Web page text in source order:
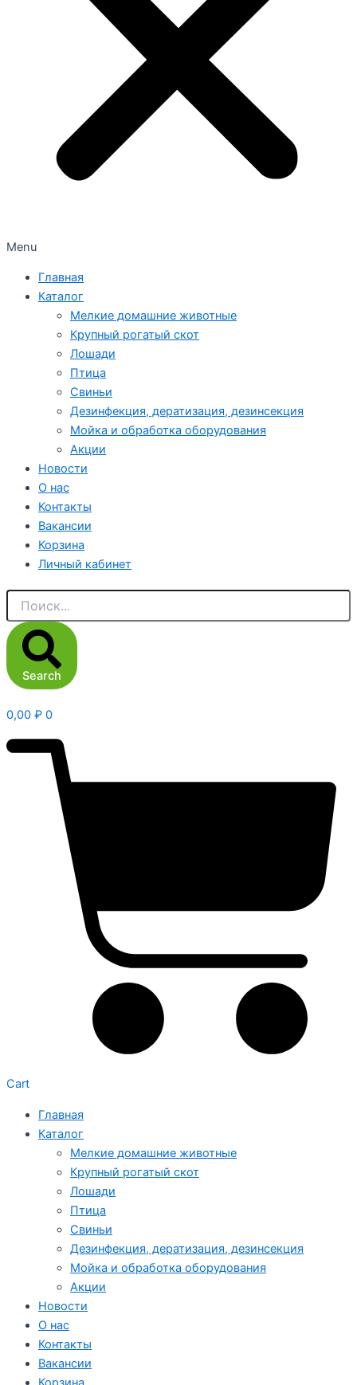
Menu
Главная
Каталог
Мелкие домашние животные
Крупный рогатый скот
Лошади
Птица
Свиньи
Дезинфекция, дератизация, дезинсекция
Мойка и обработка оборудования
Акции
Новости
О нас
Контакты
Вакансии
Корзина
Личный кабинет
Search
0,00 ₽ 0
Cart
Главная
Каталог
Мелкие домашние животные
Крупный рогатый скот
Лошади
Птица
Свиньи
Дезинфекция, дератизация, дезинсекция
Мойка и обработка оборудования
Акции
Новости
О нас
Контакты
Вакансии